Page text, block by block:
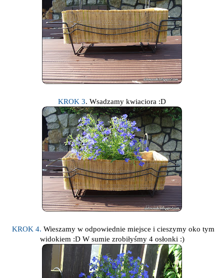
KROK 3. Wsadzamy kwiaciora :D
KROK 4. Wieszamy w odpowiednie miejsce i cieszymy oko tym
widokiem :D W sumie zrobiłyśmy 4 osłonki :)